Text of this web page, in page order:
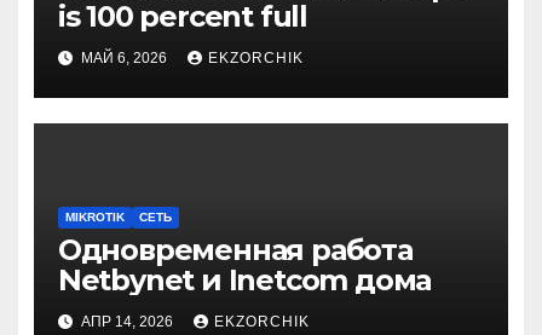
is 100 percent full
МАЙ 6, 2026 EKZORCHIK
MIKROTIK СЕТЬ
Одновременная работа
Netbynet и Inetcom дома
АПР 14, 2026 EKZORCHIK